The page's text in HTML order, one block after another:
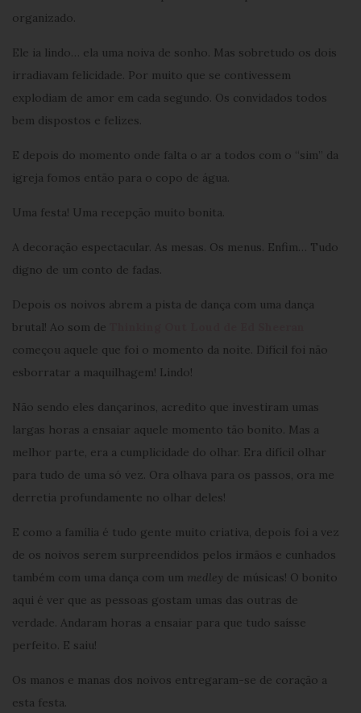
organizado.
Ele ia lindo… ela uma noiva de sonho. Mas sobretudo os dois
irradiavam felicidade. Por muito que se contivessem
explodiam de amor em cada segundo. Os convidados todos
bem dispostos e felizes.
E depois do momento onde falta o ar a todos com o “sim” da
igreja fomos então para o copo de água.
Uma festa! Uma recepção muito bonita.
A decoração espectacular. As mesas. Os menus. Enfim… Tudo
digno de um conto de fadas.
Depois os noivos abrem a pista de dança com uma dança
brutal! Ao som de
começou aquele que foi o momento da noite. Difícil foi não
esborratar a maquilhagem! Lindo!
Não sendo eles dançarinos, acredito que investiram umas
largas horas a ensaiar aquele momento tão bonito. Mas a
melhor parte, era a cumplicidade do olhar. Era difícil olhar
para tudo de uma só vez. Ora olhava para os passos, ora me
derretia profundamente no olhar deles!
E como a família é tudo gente muito criativa, depois foi a vez
de os noivos serem surpreendidos pelos irmãos e cunhados
também com uma dança com um medley de músicas! O bonito
aqui é ver que as pessoas gostam umas das outras de
verdade. Andaram horas a ensaiar para que tudo saísse
perfeito. E saiu!
Os manos e manas dos noivos entregaram-se de coração a
esta festa.